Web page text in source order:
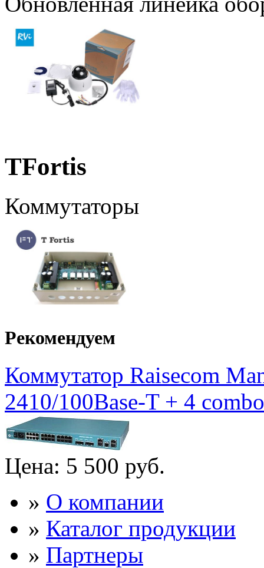
TFortis
Коммутаторы
Рекомендуем
Коммутатор Raisecom
2410/100Base-T + 4
Цена: 5 500 руб.
» О компании
» Каталог продукции
» Партнеры